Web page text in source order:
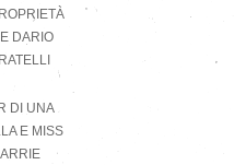
DARIO
DI UNA
E MISS